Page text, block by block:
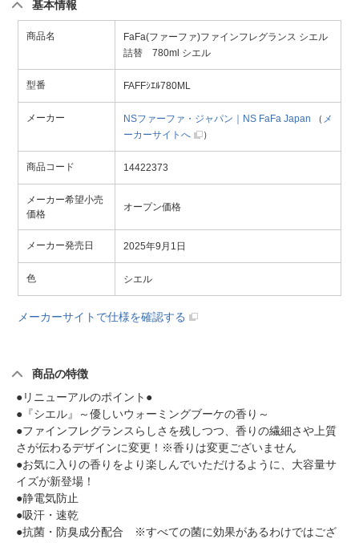
基本情報
商品名
FaFa(ファーファ)ファインフレグランス シエル
詰替 780ml シエル
型番 FAFFｼｴﾙ780ML
メーカー NSファーファ・ジャパン｜NS FaFa Japan （ メ
ーカーサイトへ
）
商品コード 14422373
メーカー希望小売
価格
オープン価格
メーカー発売日 2025年9月1日
色 シエル
メーカーサイトで仕様を確認する
商品の特徴
●リニューアルのポイント●
●『シエル』～優しいウォーミングブーケの香り～
●ファインフレグランスらしさを残しつつ、香りの繊細さや上質
さが伝わるデザインに変更！※香りは変更ございません
●お気に入りの香りをより楽しんでいただけるように、大容量サ
イズが新登場！
●静電気防止
●吸汗・速乾
●抗菌・防臭成分配合 ※すべての菌に効果があるわけではござ